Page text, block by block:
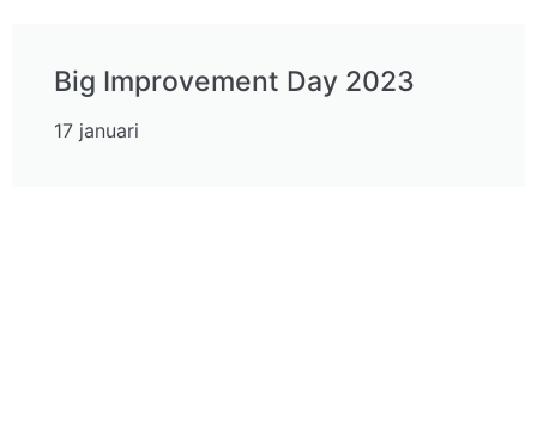
Big Improvement Day 2023
17 januari